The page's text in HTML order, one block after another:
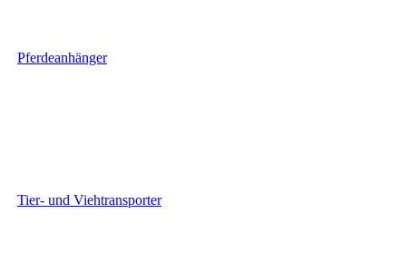
Pferdeanhänger
Tier- und Viehtransporter